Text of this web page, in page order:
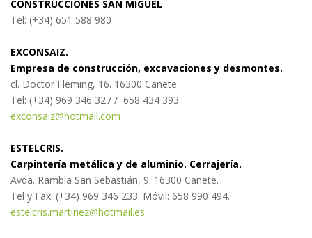
CONSTRUCCIONES SAN MIGUEL
Tel: (+34) 651 588 980
EXCONSAIZ.
Empresa de construcción, excavaciones y desmontes.
cl. Doctor Fleming, 16. 16300 Cañete.
Tel: (+34) 969 346 327 / 658 434 393
exconsaiz@hotmail.com
ESTELCRIS.
Carpintería metálica y de aluminio. Cerrajería.
Avda. Rambla San Sebastián, 9. 16300 Cañete.
Tel y Fax: (+34) 969 346 233. Móvil: 658 990 494.
estelcris.martinez@hotmail.es